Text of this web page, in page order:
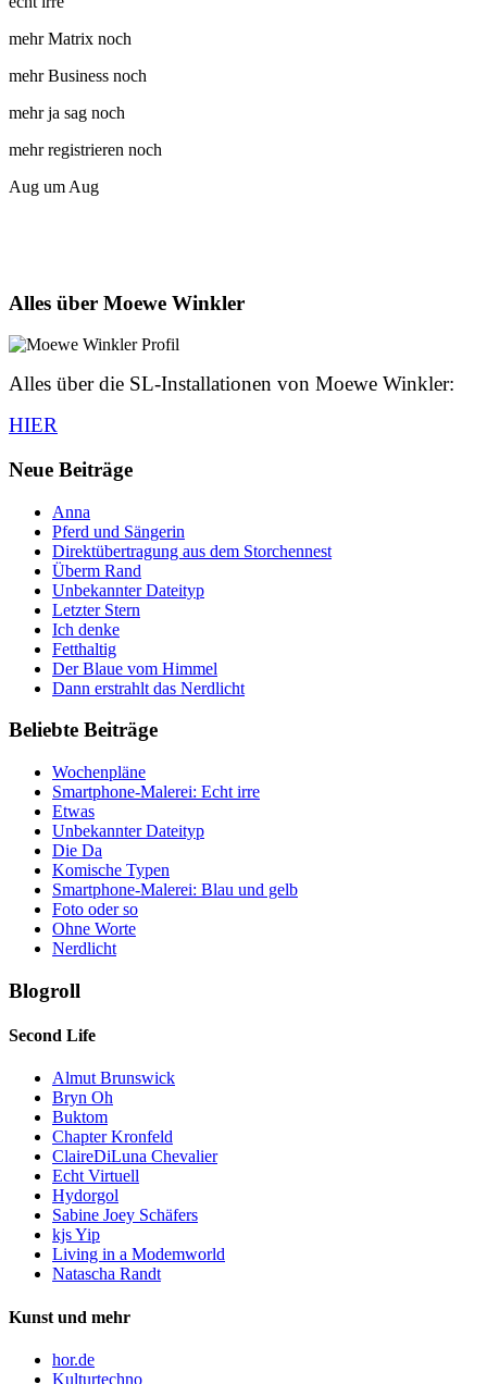
mehr Matrix noch
mehr Business noch
mehr ja sag noch
mehr registrieren noch
Aug um Aug
Alles über Moewe Winkler
Alles über die SL-Installationen von Moewe Winkler:
HIER
Neue Beiträge
Anna
Pferd und Sängerin
Direktübertragung aus dem Storchennest
Überm Rand
Unbekannter Dateityp
Letzter Stern
Ich denke
Fetthaltig
Der Blaue vom Himmel
Dann erstrahlt das Nerdlicht
Beliebte Beiträge
Wochenpläne
Smartphone-Malerei: Echt irre
Etwas
Unbekannter Dateityp
Die Da
Komische Typen
Smartphone-Malerei: Blau und gelb
Foto oder so
Ohne Worte
Nerdlicht
Blogroll
Second Life
Almut Brunswick
Bryn Oh
Buktom
Chapter Kronfeld
ClaireDiLuna Chevalier
Echt Virtuell
Hydorgol
Sabine Joey Schäfers
kjs Yip
Living in a Modemworld
Natascha Randt
Kunst und mehr
hor.de
Kulturtechno